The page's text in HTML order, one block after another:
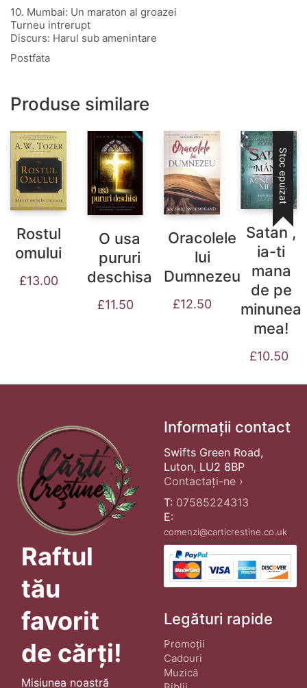
10. Mumbai: Un maraton al groazei
Turneu intrerupt
Discurs: Harul sub amenintare
Postfata
Produse similare
Rostul
omului
£13.00
O usa
pururi
deschisa
£11.50
Oracolele
lui
Dumnezeu
£12.50
Stoc epuizat
Satan ,
ia-ti
mana
de pe
minunea
mea!
£10.50
Raftul
tău
favorit
de cărți!
Misiunea noastră
Informații contact
Swifts Green Road,
Luton, LU2 8BP
Contactați-ne ›
T: 07585224313
E:
comenzi@carticrestine.co.uk
Legături rapide
Promoții
Cadouri
Muzică